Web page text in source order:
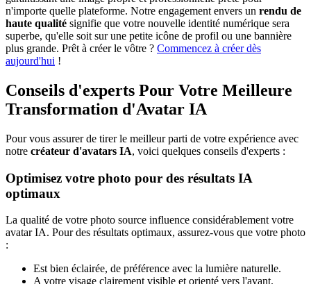
n'importe quelle plateforme. Notre engagement envers un rendu de
haute qualité signifie que votre nouvelle identité numérique sera
superbe, qu'elle soit sur une petite icône de profil ou une bannière
plus grande. Prêt à créer le vôtre ? Commencez à créer dès
aujourd'hui !
Conseils d'experts Pour Votre Meilleure
Transformation d'Avatar IA
Pour vous assurer de tirer le meilleur parti de votre expérience avec
notre créateur d'avatars IA, voici quelques conseils d'experts :
Optimisez votre photo pour des résultats IA
optimaux
La qualité de votre photo source influence considérablement votre
avatar IA. Pour des résultats optimaux, assurez-vous que votre photo
:
Est bien éclairée, de préférence avec la lumière naturelle.
A votre visage clairement visible et orienté vers l'avant.